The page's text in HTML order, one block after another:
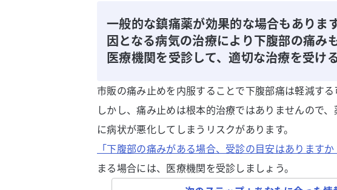
一般的な鎮痛薬が効果的な場合もありま
因となる病気の治療により下腹部の痛み
医療機関を受診して、適切な治療を受け
市販の痛み止めを内服することで下腹部痛は軽減する
しかし、痛み止めは根本的治療ではありませんので
に病状が悪化してしまうリスクがあります。
「下腹部の痛みがある場合、受診の目安はありますか
まる場合には、医療機関を受診しましょう。